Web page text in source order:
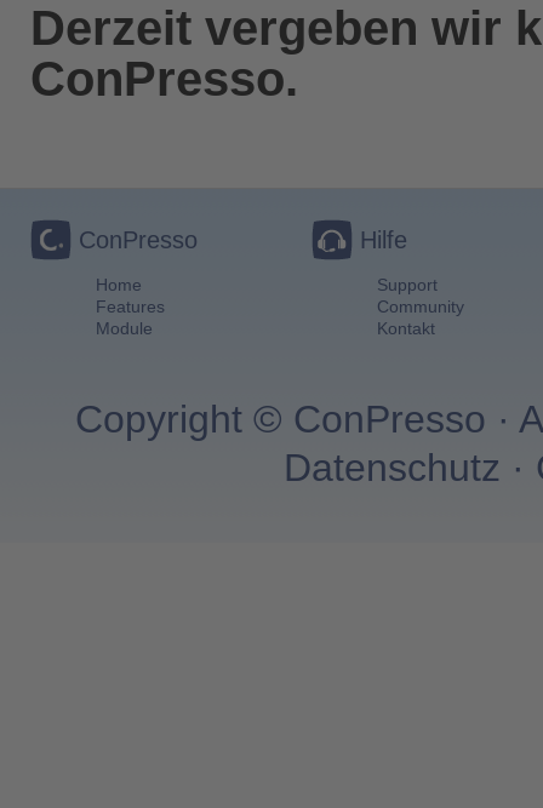
Derzeit vergeben wir
ConPresso.
ConPresso
Home
Features
Module
Hilfe
Support
Community
Kontakt
Copyright © ConPresso ·
Datenschutz ·